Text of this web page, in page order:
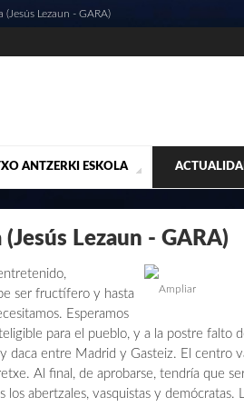
CONTACTO
ANTZERKI ESKOLA
MUSICALES
(Jesús Lezaun - GARA)
Lezaun - GARA)
Ampliar
ser fructífero y hasta
Esperamos
para el pueblo, y a la postre falto
daca entre Madrid y Gasteiz. El centro
Al final, de aprobarse, tendría que
los abertzales, vasquistas y demócratas.